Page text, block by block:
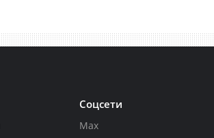
Соцсети
Max